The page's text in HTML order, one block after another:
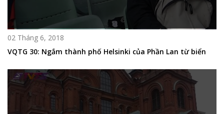
02 Tháng 6, 2018
VQTG 30: Ngắm thành phố Helsinki của Phần Lan từ biển